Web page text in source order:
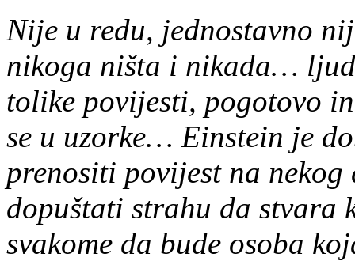
Nije u redu, jednostavno
nikoga ništa i nikada…
tolike povijesti, pogotovo
se u uzorke… Einstein je
prenositi povijest na
dopuštati strahu da
svakome da bude osoba